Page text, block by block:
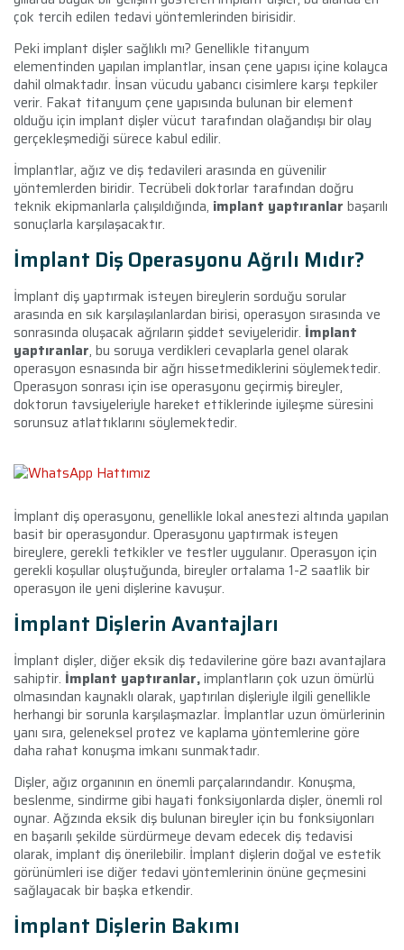
çok tercih edilen tedavi yöntemlerinden birisidir.
Peki implant dişler sağlıklı mı? Genellikle titanyum
elementinden yapılan implantlar, insan çene yapısı içine kolayca
dahil olmaktadır. İnsan vücudu yabancı cisimlere karşı tepkiler
verir. Fakat titanyum çene yapısında bulunan bir element
olduğu için implant dişler vücut tarafından olağandışı bir olay
gerçekleşmediği sürece kabul edilir.
İmplantlar, ağız ve diş tedavileri arasında en güvenilir
yöntemlerden biridir. Tecrübeli doktorlar tarafından doğru
teknik ekipmanlarla çalışıldığında, implant yaptıranlar başarılı
sonuçlarla karşılaşacaktır.
İmplant Diş Operasyonu Ağrılı Mıdır?
İmplant diş yaptırmak isteyen bireylerin sorduğu sorular
arasında en sık karşılaşılanlardan birisi, operasyon sırasında ve
sonrasında oluşacak ağrıların şiddet seviyeleridir. İmplant
yaptıranlar, bu soruya verdikleri cevaplarla genel olarak
operasyon esnasında bir ağrı hissetmediklerini söylemektedir.
Operasyon sonrası için ise operasyonu geçirmiş bireyler,
doktorun tavsiyeleriyle hareket ettiklerinde iyileşme süresini
sorunsuz atlattıklarını söylemektedir.
İmplant diş operasyonu, genellikle lokal anestezi altında yapılan
basit bir operasyondur. Operasyonu yaptırmak isteyen
bireylere, gerekli tetkikler ve testler uygulanır. Operasyon için
gerekli koşullar oluştuğunda, bireyler ortalama 1-2 saatlik bir
operasyon ile yeni dişlerine kavuşur.
İmplant Dişlerin Avantajları
İmplant dişler, diğer eksik diş tedavilerine göre bazı avantajlara
sahiptir. İmplant yaptıranlar,implantların çok uzun ömürlü
olmasından kaynaklı olarak, yaptırılan dişleriyle ilgili genellikle
herhangi bir sorunla karşılaşmazlar. İmplantlar uzun ömürlerinin
yanı sıra, geleneksel protez ve kaplama yöntemlerine göre
daha rahat konuşma imkanı sunmaktadır.
Dişler, ağız organının en önemli parçalarındandır. Konuşma,
beslenme, sindirme gibi hayati fonksiyonlarda dişler, önemli rol
oynar. Ağzında eksik diş bulunan bireyler için bu fonksiyonları
en başarılı şekilde sürdürmeye devam edecek diş tedavisi
olarak, implant diş önerilebilir. İmplant dişlerin doğal ve estetik
görünümleri ise diğer tedavi yöntemlerinin önüne geçmesini
sağlayacak bir başka etkendir.
İmplant Dişlerin Bakımı